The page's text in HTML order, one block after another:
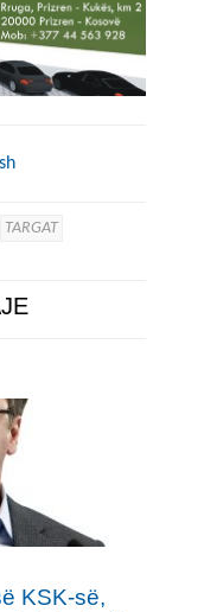
TARGAT
KSK-së,